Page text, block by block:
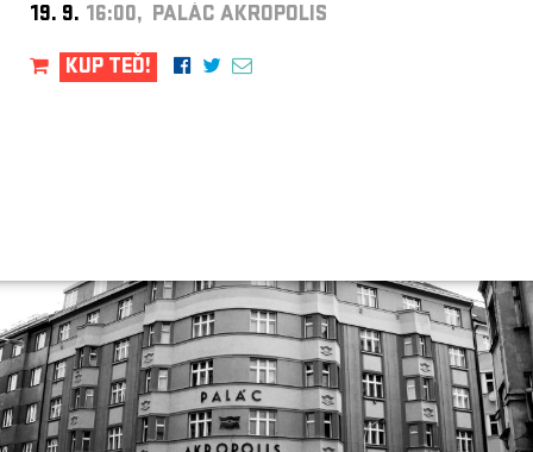
19. 9. 16:00, PALÁC AKROPOLIS
KUP TEĎ!